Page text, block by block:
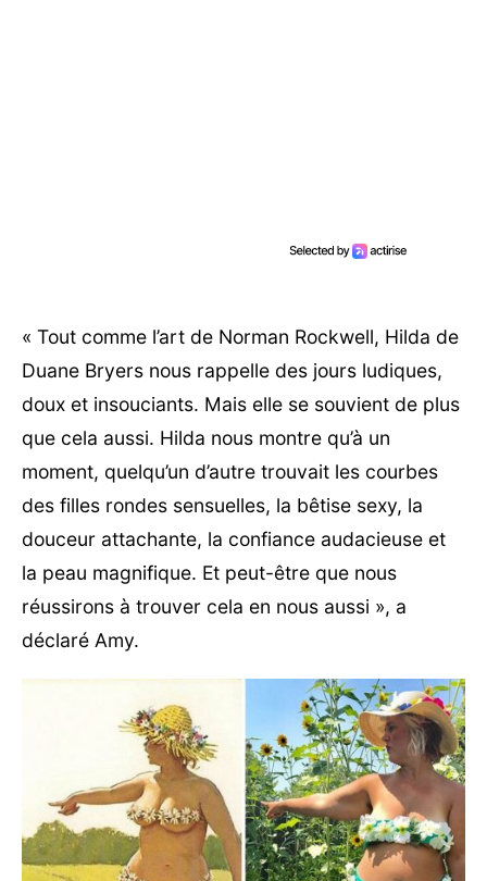
« Tout comme l’art de Norman Rockwell, Hilda de
Duane Bryers nous rappelle des jours ludiques,
doux et insouciants. Mais elle se souvient de plus
que cela aussi. Hilda nous montre qu’à un
moment, quelqu’un d’autre trouvait les courbes
des filles rondes sensuelles, la bêtise sexy, la
douceur attachante, la confiance audacieuse et
la peau magnifique. Et peut-être que nous
réussirons à trouver cela en nous aussi », a
déclaré Amy.